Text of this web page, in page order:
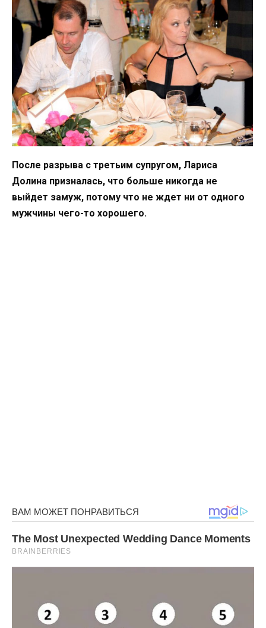
После разрыва с третьим супругом, Лариса
Долина призналась, что больше никогда не
выйдет замуж, потому что не ждет ни от одного
мужчины чего-то хорошего.